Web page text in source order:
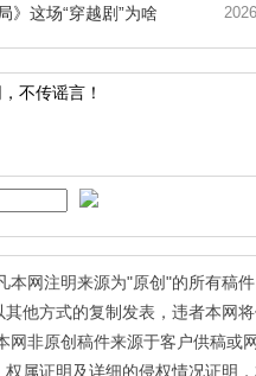
》这场“穿越剧”为啥
本网注明来源为"原创"的所有稿
其他方式的复制发表，违者本网将
非原创稿件来源于客户供稿或
权属证明及详细的侵权情况证明